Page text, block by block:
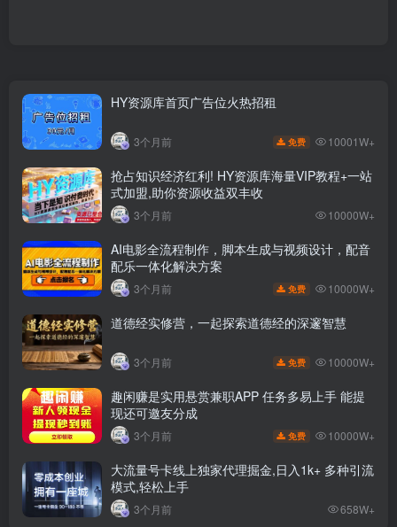
HY资源库首页广告位火热招租
3个月前 免费 10001W+
抢占知识经济红利! HY资源库海量VIP教程+一站
式加盟,助你资源收益双丰收
3个月前 10000W+
AI电影全流程制作，脚本生成与视频设计，配音
配乐一体化解决方案
3个月前 免费 10000W+
道德经实修营，一起探索道德经的深邃智慧
3个月前 免费 10000W+
趣闲赚是实用悬赏兼职APP 任务多易上手 能提
现还可邀友分成
3个月前 免费 10000W+
大流量号卡线上独家代理掘金,日入1k+ 多种引流
模式,轻松上手
3个月前 658W+